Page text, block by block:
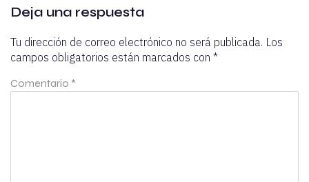
Deja una respuesta
Tu dirección de correo electrónico no será publicada. Los
campos obligatorios están marcados con *
Comentario *